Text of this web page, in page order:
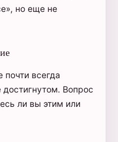
но еще не
всегда
Вопрос
ли вы этим или